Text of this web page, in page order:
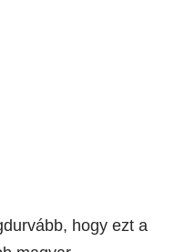
hogy ezt a